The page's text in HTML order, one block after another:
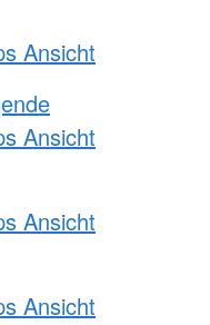
Ansicht
Ansicht
Ansicht
Ansicht